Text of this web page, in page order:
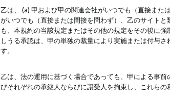
乙は、 (a) 甲および甲の関連会社がいつでも（直接ま
がいつでも（直接または間接を問わず）、乙のサイト
も、本規約の当該規定またはその他の規定をその後に
しうる承認は、甲の単独の裁量により実施または付与
す。
乙は、法の運用に基づく場合であっても、甲による事
びそれぞれの承継人ならびに譲受人を拘束し、これら